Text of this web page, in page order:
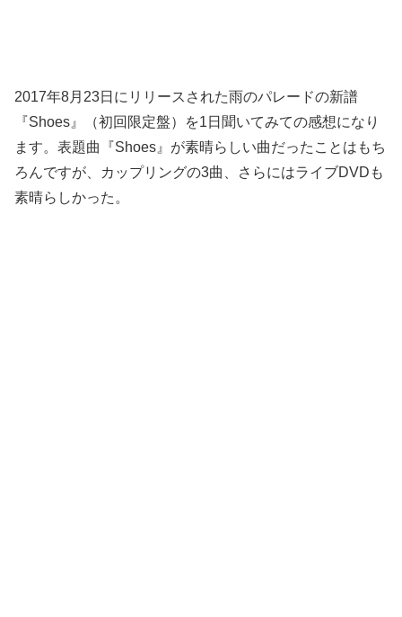
2017年8月23日にリリースされた雨のパレードの新譜
『Shoes』（初回限定盤）を1日聞いてみての感想になり
ます。表題曲『Shoes』が素晴らしい曲だったことはもち
ろんですが、カップリングの3曲、さらにはライブDVDも
素晴らしかった。